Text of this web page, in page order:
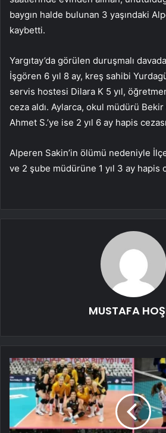
baygın halde bulunan 3 yaşındaki
kaybetti.
Yargıtay’da görülen duruşmalı
İşgören 6 yıl 8 ay, kreş sahibi
servis hostesi Dilara K 5 yıl,
ceza aldı. Aylarca, okul müdürü Bekir
Ahmet S.’ye ise 2 yıl 6 ay hapis
Alperen Sakin’in ölümü nedeniyle
ve 2 şube müdürüne 1 yıl 3 ay hapis
MUSTAFA